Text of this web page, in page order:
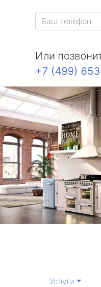
Или
+7 (499)
Услуги